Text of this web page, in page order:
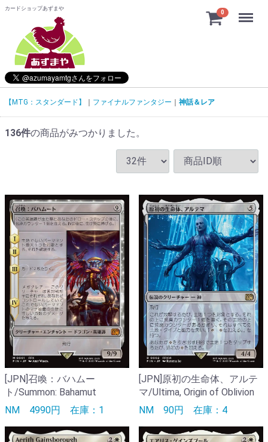
カードショップあずまや
0 Menu
【MTG：スタンダード】 ファイナルファンタジー 神話＆レア
136件の商品がみつかりました。
[JPN]召喚：バハムー
ト/Summon: Bahamut
NM 4990円 在庫：1
[JPN]原初の生命体、アルテ
マ/Ultima, Origin of Oblivion
NM 90円 在庫：4